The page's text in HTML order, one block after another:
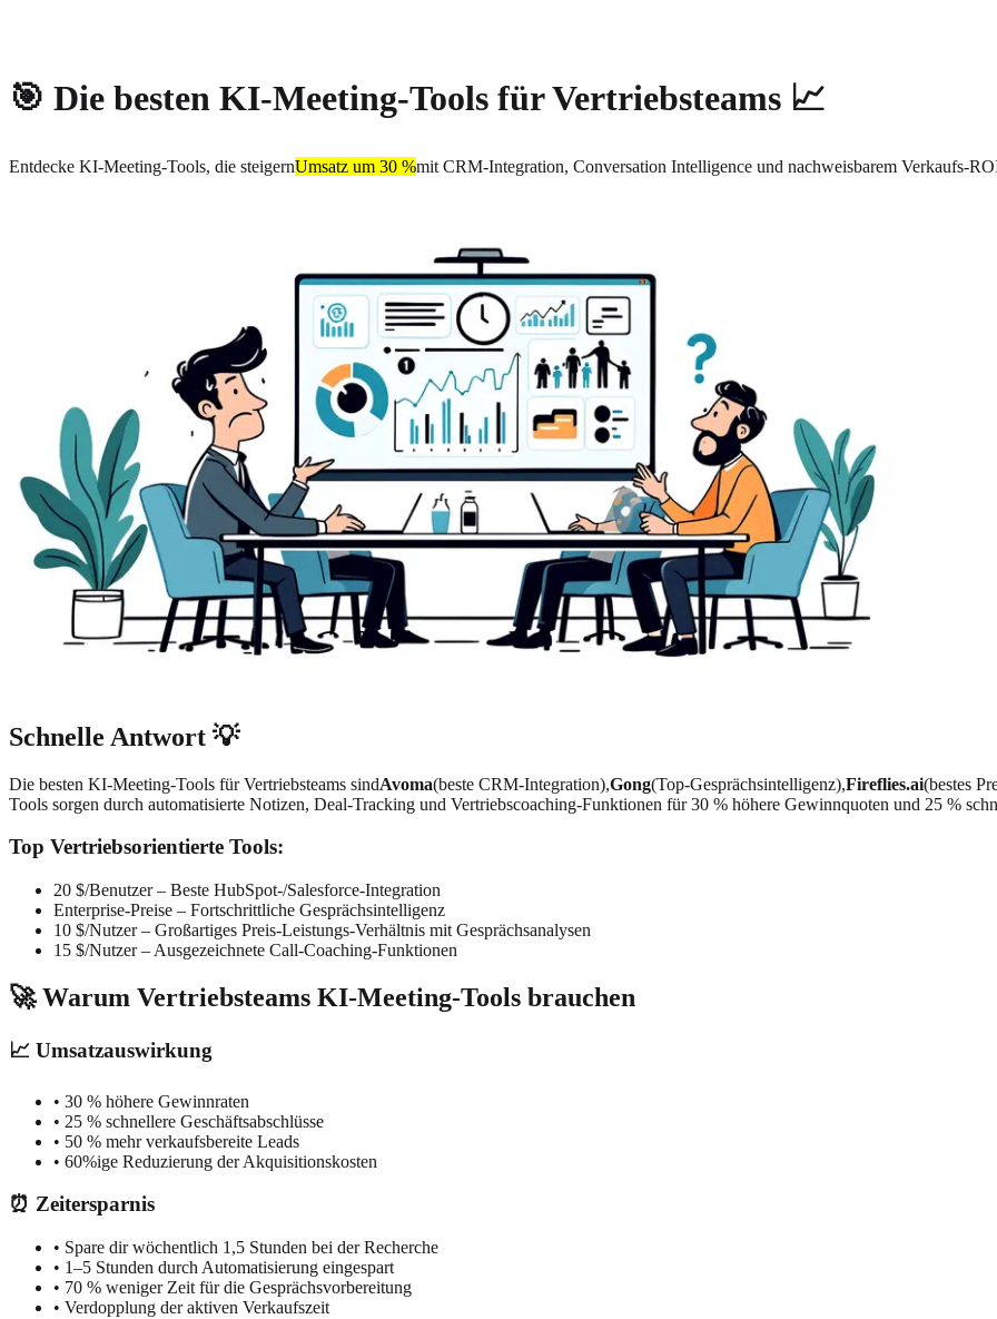
🎯 Die besten KI-Meeting-Tools für Vertriebsteams 📈
Entdecke KI-Meeting-Tools, die steigernUmsatz um 30 %mit CRM-Integration, Conversation Intelligence und nachweisbarem Verkaufs-
Schnelle Antwort 💡
Die besten KI-Meeting-Tools für Vertriebsteams sindAvoma(beste CRM-Integration),Gong(Top-Gesprächsintelligenz),Fireflies.ai(bestes
Tools sorgen durch automatisierte Notizen, Deal-Tracking und Vertriebscoaching-Funktionen für 30 % höhere Gewinnquoten und 25 %
Top Vertriebsorientierte Tools:
20 $/Benutzer – Beste HubSpot-/Salesforce-Integration
Enterprise-Preise – Fortschrittliche Gesprächsintelligenz
10 $/Nutzer – Großartiges Preis-Leistungs-Verhältnis mit Gesprächsanalysen
15 $/Nutzer – Ausgezeichnete Call-Coaching-Funktionen
🚀 Warum Vertriebsteams KI-Meeting-Tools brauchen
📈 Umsatzauswirkung
• 30 % höhere Gewinnraten
• 25 % schnellere Geschäftsabschlüsse
• 50 % mehr verkaufsbereite Leads
• 60%ige Reduzierung der Akquisitionskosten
⏰ Zeitersparnis
• Spare dir wöchentlich 1,5 Stunden bei der Recherche
• 1–5 Stunden durch Automatisierung eingespart
• 70 % weniger Zeit für die Gesprächsvorbereitung
• Verdopplung der aktiven Verkaufszeit